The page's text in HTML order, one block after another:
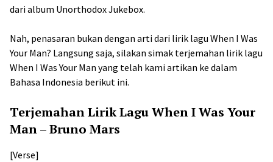
dari album Unorthodox Jukebox.
Nah, penasaran bukan dengan arti dari lirik lagu When I Was
Your Man? Langsung saja, silakan simak terjemahan lirik lagu
When I Was Your Man yang telah kami artikan ke dalam
Bahasa Indonesia berikut ini.
Terjemahan Lirik Lagu When I Was Your
Man – Bruno Mars
[Verse]